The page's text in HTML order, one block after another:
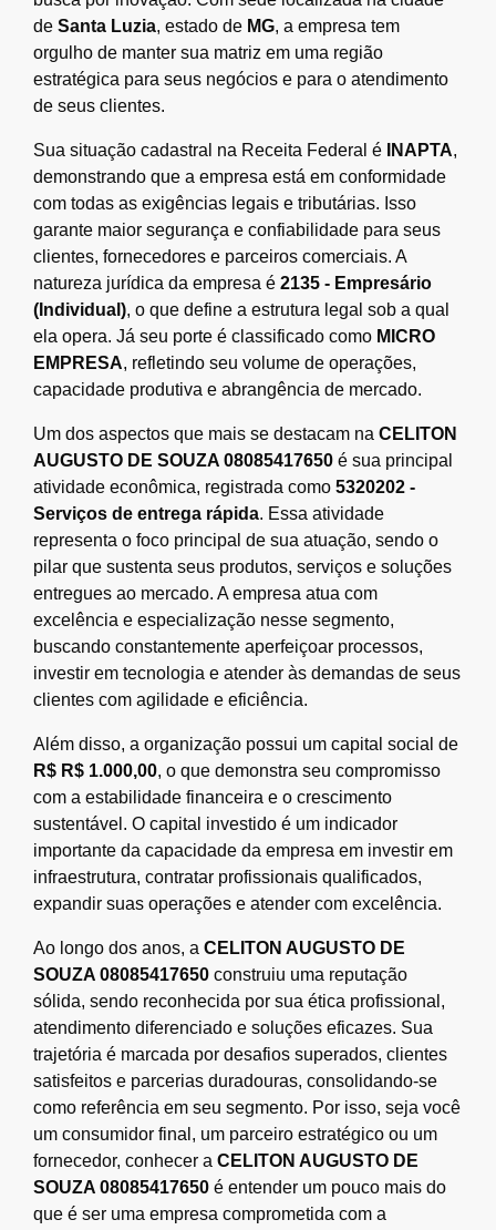
de Santa Luzia, estado de MG, a empresa tem
orgulho de manter sua matriz em uma região
estratégica para seus negócios e para o atendimento
de seus clientes.
Sua situação cadastral na Receita Federal é INAPTA,
demonstrando que a empresa está em conformidade
com todas as exigências legais e tributárias. Isso
garante maior segurança e confiabilidade para seus
clientes, fornecedores e parceiros comerciais. A
natureza jurídica da empresa é 2135 - Empresário
(Individual), o que define a estrutura legal sob a qual
ela opera. Já seu porte é classificado como MICRO
EMPRESA, refletindo seu volume de operações,
capacidade produtiva e abrangência de mercado.
Um dos aspectos que mais se destacam na CELITON
AUGUSTO DE SOUZA 08085417650 é sua principal
atividade econômica, registrada como 5320202 -
Serviços de entrega rápida. Essa atividade
representa o foco principal de sua atuação, sendo o
pilar que sustenta seus produtos, serviços e soluções
entregues ao mercado. A empresa atua com
excelência e especialização nesse segmento,
buscando constantemente aperfeiçoar processos,
investir em tecnologia e atender às demandas de seus
clientes com agilidade e eficiência.
Além disso, a organização possui um capital social de
R$ R$ 1.000,00, o que demonstra seu compromisso
com a estabilidade financeira e o crescimento
sustentável. O capital investido é um indicador
importante da capacidade da empresa em investir em
infraestrutura, contratar profissionais qualificados,
expandir suas operações e atender com excelência.
Ao longo dos anos, a CELITON AUGUSTO DE
SOUZA 08085417650 construiu uma reputação
sólida, sendo reconhecida por sua ética profissional,
atendimento diferenciado e soluções eficazes. Sua
trajetória é marcada por desafios superados, clientes
satisfeitos e parcerias duradouras, consolidando-se
como referência em seu segmento. Por isso, seja você
um consumidor final, um parceiro estratégico ou um
fornecedor, conhecer a CELITON AUGUSTO DE
SOUZA 08085417650 é entender um pouco mais do
que é ser uma empresa comprometida com a